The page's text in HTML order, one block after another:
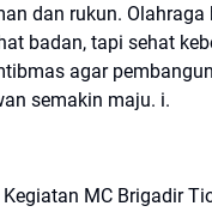
dan rukun. Olahraga
badan, tapi sehat
agar
semakin maju. i.
MC Brigadir